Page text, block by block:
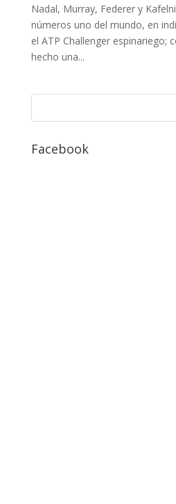
Nadal, Murray, Federer y
números uno del mundo, en
el ATP Challenger espinariego;
hecho una...
Facebook